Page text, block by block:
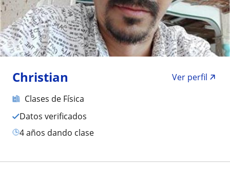
Christian
Ver perfil
Clases de Física
Datos verificados
4 años dando clase